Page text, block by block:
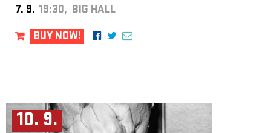
7. 9. 19:30, BIG HALL
BUY NOW!
10. 9.